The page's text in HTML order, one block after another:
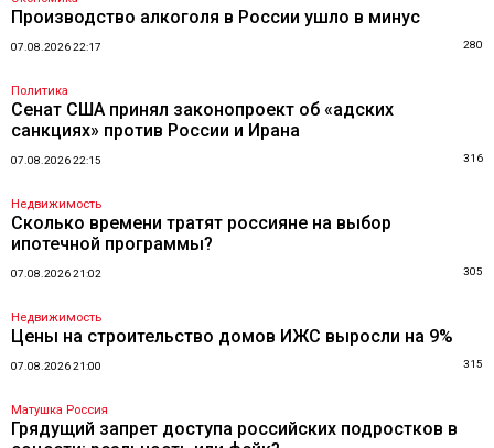
Производство алкоголя в России ушло в минус
07.08.2026 22:17 280
Политика
Сенат США принял законопроект об «адских
санкциях» против России и Ирана
07.08.2026 22:15 316
Недвижимость
Сколько времени тратят россияне на выбор
ипотечной программы?
07.08.2026 21:02 305
Недвижимость
Цены на строительство домов ИЖС выросли на 9%
07.08.2026 21:00 315
Матушка Россия
Грядущий запрет доступа российских подростков в